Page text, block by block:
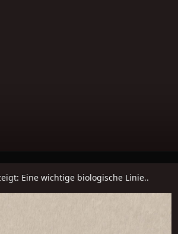
Eine wichtige biologische Linie..